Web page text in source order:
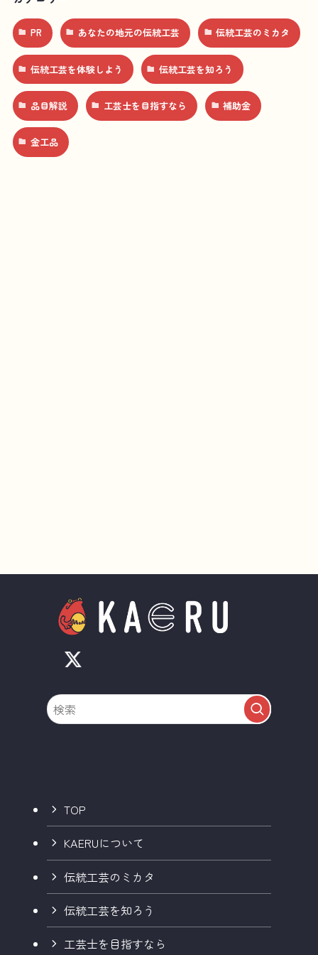
PR あなたの地元の伝統工芸 伝統工芸のミカタ
伝統工芸を体験しよう 伝統工芸を知ろう
品目解説 工芸士を目指すなら 補助金
金工品
TOP
KAERUについて
伝統工芸のミカタ
伝統工芸を知ろう
工芸士を目指すなら